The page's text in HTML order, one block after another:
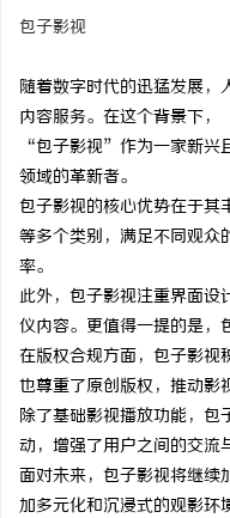
包子影视
随着数字时代的迅猛发展
内容服务。在这个背景下，
“包子影视”作为一家新兴
领域的革新者。
包子影视的核心优势在于其
等多个类别，满足不同观众
率。
此外，包子影视注重界面设
仪内容。更值得一提的是，
在版权合规方面，包子影视
也尊重了原创版权，推动影
除了基础影视播放功能，
动，增强了用户之间的交流
面对未来，包子影视将继续
加多元化和沉浸式的观影环